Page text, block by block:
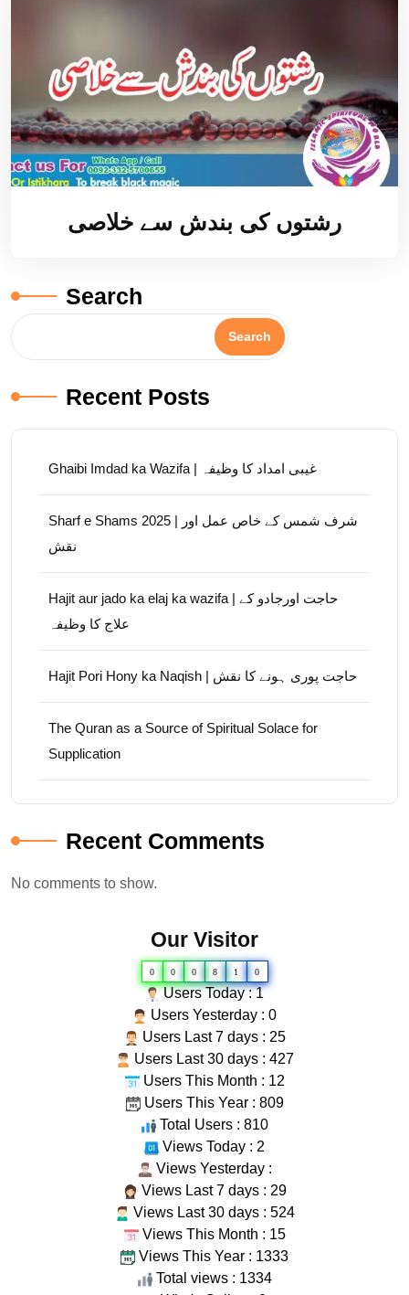
رشتوں کی بندش سے خلاصی
Search
Search
Recent Posts
Ghaibi Imdad ka Wazifa | غیبی امداد کا وظیفہ
Sharf e Shams 2025 | شرف شمس کے خاص عمل اور
نقش
Hajit aur jado ka elaj ka wazifa | حاجت اورجادو کے
علاج کا وظیفہ
Hajit Pori Hony ka Naqish | حاجت پوری ہونے کا نقش
The Quran as a Source of Spiritual Solace for
Supplication
Recent Comments
No comments to show.
Our Visitor
0 0 0 8 1 0
Users Today : 1
Users Yesterday : 0
Users Last 7 days : 25
Users Last 30 days : 427
Users This Month : 12
Users This Year : 809
Total Users : 810
Views Today : 2
Views Yesterday :
Views Last 7 days : 29
Views Last 30 days : 524
Views This Month : 15
Views This Year : 1333
Total views : 1334